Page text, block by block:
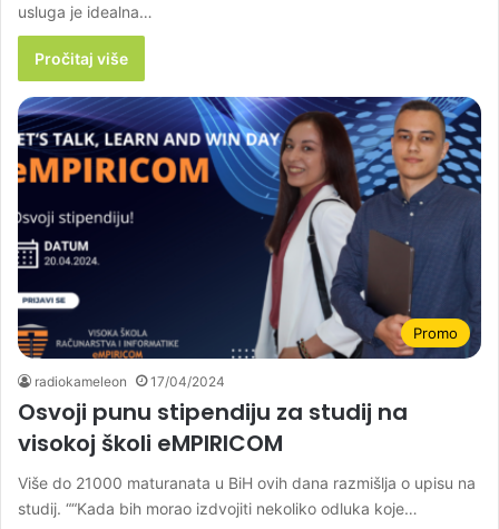
usluga je idealna…
Pročitaj više
Promo
radiokameleon 17/04/2024
Osvoji punu stipendiju za studij na
visokoj školi eMPIRICOM
Više do 21000 maturanata u BiH ovih dana razmišlja o upisu na
studij. ““Kada bih morao izdvojiti nekoliko odluka koje…